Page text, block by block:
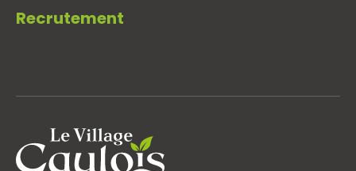
Recrutement